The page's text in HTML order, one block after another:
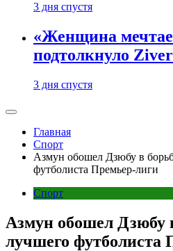
3 дня спустя
«Женщина
подтолкнуло
3 дня спустя
Главная
Спорт
Азмун обошел Дзюбу в
футболиста Премьер-лиги
Спорт
Азмун обошел Дзюбу
лучшего футболиста